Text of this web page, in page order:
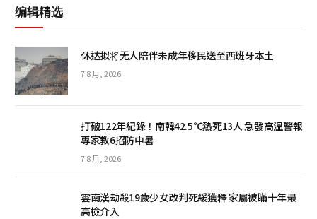
编辑精选
休达拟将无人陪伴未成年移民送至西班牙本土
7 8 月, 2026
打破122年紀錄！南韓42.5℃熱死13人 急發高溫警報
專家教6招防中暑
7 8 月, 2026
雲南漢劫殺19歲少女改判死緩獲釋 家屬被瞞十年最
高檢介入